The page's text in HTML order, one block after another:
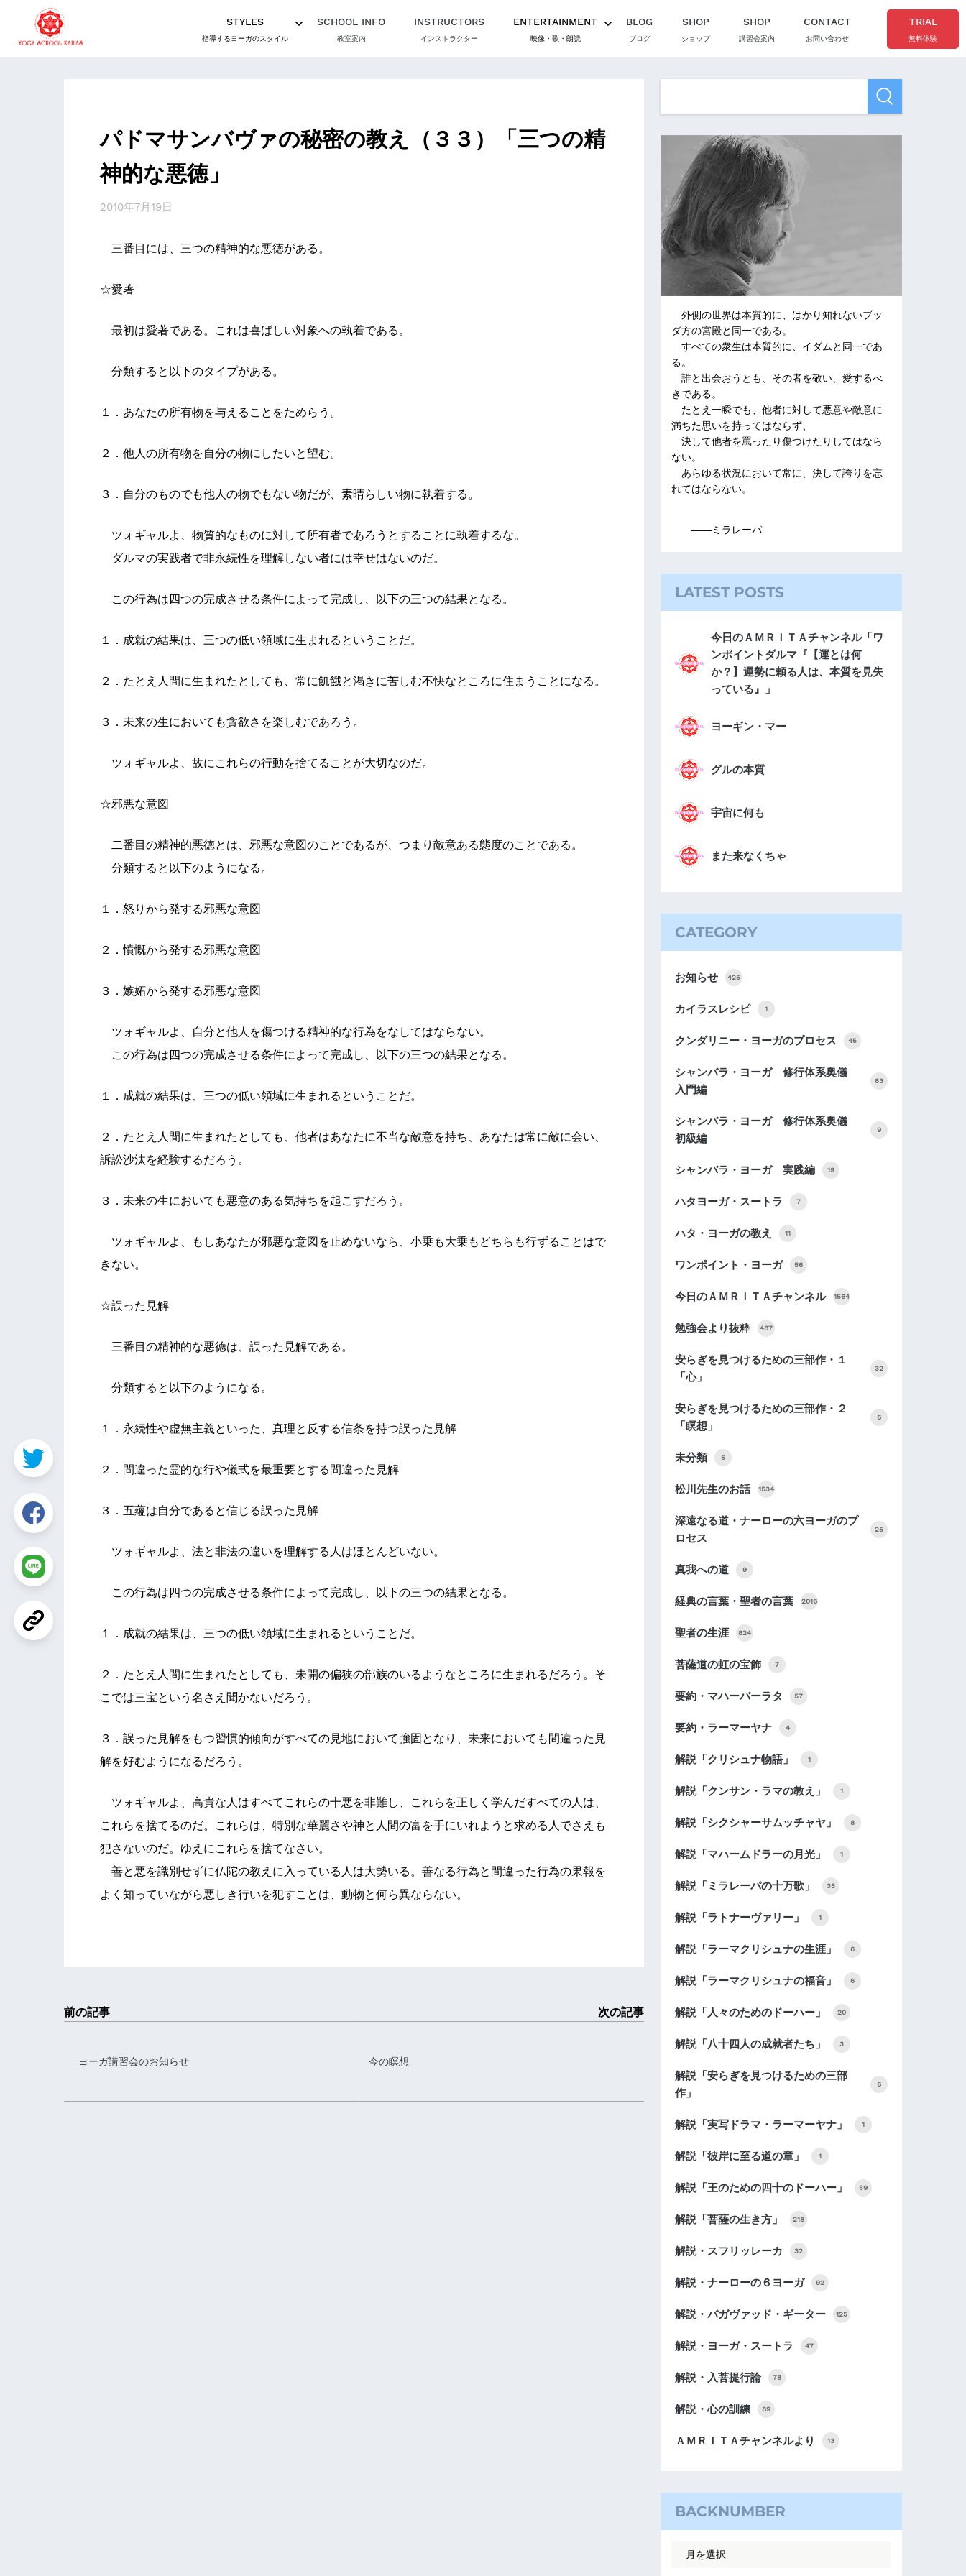
STYLES
指導するヨーガのスタイル
SCHOOL INFO
教室案内
INSTRUCTORS
インストラクター
ENTERTAINMENT
映像・歌・朗読
BLOG
ブログ
SHOP
ショップ
SHOP
講習会案内
CONTACT
お問い合わせ
TRIAL
無料体験
パドマサンバヴァの秘密の教え（３３）「三つの精
神的な悪徳」
2010年7月19日
三番目には、三つの精神的な悪徳がある。
☆愛著
最初は愛著である。これは喜ばしい対象への執着である。
分類すると以下のタイプがある。
１．あなたの所有物を与えることをためらう。
２．他人の所有物を自分の物にしたいと望む。
３．自分のものでも他人の物でもない物だが、素晴らしい物に執着する。
ツォギャルよ、物質的なものに対して所有者であろうとすることに執着するな。
ダルマの実践者で非永続性を理解しない者には幸せはないのだ。
この行為は四つの完成させる条件によって完成し、以下の三つの結果となる。
１．成就の結果は、三つの低い領域に生まれるということだ。
２．たとえ人間に生まれたとしても、常に飢餓と渇きに苦しむ不快なところに住まうことになる。
３．未来の生においても貪欲さを楽しむであろう。
ツォギャルよ、故にこれらの行動を捨てることが大切なのだ。
☆邪悪な意図
二番目の精神的悪徳とは、邪悪な意図のことであるが、つまり敵意ある態度のことである。
分類すると以下のようになる。
１．怒りから発する邪悪な意図
２．憤慨から発する邪悪な意図
３．嫉妬から発する邪悪な意図
ツォギャルよ、自分と他人を傷つける精神的な行為をなしてはならない。
この行為は四つの完成させる条件によって完成し、以下の三つの結果となる。
１．成就の結果は、三つの低い領域に生まれるということだ。
２．たとえ人間に生まれたとしても、他者はあなたに不当な敵意を持ち、あなたは常に敵に会い、
訴訟沙汰を経験するだろう。
３．未来の生においても悪意のある気持ちを起こすだろう。
ツォギャルよ、もしあなたが邪悪な意図を止めないなら、小乗も大乗もどちらも行ずることはで
きない。
☆誤った見解
三番目の精神的な悪徳は、誤った見解である。
分類すると以下のようになる。
１．永続性や虚無主義といった、真理と反する信条を持つ誤った見解
２．間違った霊的な行や儀式を最重要とする間違った見解
３．五蘊は自分であると信じる誤った見解
ツォギャルよ、法と非法の違いを理解する人はほとんどいない。
この行為は四つの完成させる条件によって完成し、以下の三つの結果となる。
１．成就の結果は、三つの低い領域に生まれるということだ。
２．たとえ人間に生まれたとしても、未開の偏狭の部族のいるようなところに生まれるだろう。そ
こでは三宝という名さえ聞かないだろう。
３．誤った見解をもつ習慣的傾向がすべての見地において強固となり、未来においても間違った見
解を好むようになるだろう。
ツォギャルよ、高貴な人はすべてこれらの十悪を非難し、これらを正しく学んだすべての人は、
これらを捨てるのだ。これらは、特別な華麗さや神と人間の富を手にいれようと求める人でさえも
犯さないのだ。ゆえにこれらを捨てなさい。
善と悪を識別せずに仏陀の教えに入っている人は大勢いる。善なる行為と間違った行為の果報を
よく知っていながら悪しき行いを犯すことは、動物と何ら異ならない。
前の記事
ヨーガ講習会のお知らせ
次の記事
今の瞑想
外側の世界は本質的に、はかり知れないブッ
ダ方の宮殿と同一である。
すべての衆生は本質的に、イダムと同一であ
る。
誰と出会おうとも、その者を敬い、愛するべ
きである。
たとえ一瞬でも、他者に対して悪意や敵意に
満ちた思いを持ってはならず、
決して他者を罵ったり傷つけたりしてはなら
ない。
あらゆる状況において常に、決して誇りを忘
れてはならない。
――ミラレーパ
LATEST POSTS
今日のＡＭＲＩＴＡチャンネル「ワ
ンポイントダルマ『【運とは何
か？】運勢に頼る人は、本質を見失
っている』」
ヨーギン・マー
グルの本質
宇宙に何も
また来なくちゃ
CATEGORY
お知らせ 425
カイラスレシピ 1
クンダリニー・ヨーガのプロセス 45
シャンバラ・ヨーガ 修行体系奥儀
入門編
83
シャンバラ・ヨーガ 修行体系奥儀
初級編
9
シャンバラ・ヨーガ 実践編 19
ハタヨーガ・スートラ 7
ハタ・ヨーガの教え 11
ワンポイント・ヨーガ 56
今日のＡＭＲＩＴＡチャンネル 1564
勉強会より抜粋 487
安らぎを見つけるための三部作・１
「心」
32
安らぎを見つけるための三部作・２
「瞑想」
6
未分類 5
松川先生のお話 1534
深遠なる道・ナーローの六ヨーガのプ
ロセス
25
真我への道 9
経典の言葉・聖者の言葉 2016
聖者の生涯 824
菩薩道の虹の宝飾 7
要約・マハーバーラタ 57
要約・ラーマーヤナ 4
解説「クリシュナ物語」 1
解説「クンサン・ラマの教え」 1
解説「シクシャーサムッチャヤ」 8
解説「マハームドラーの月光」 1
解説「ミラレーパの十万歌」 35
解説「ラトナーヴァリー」 1
解説「ラーマクリシュナの生涯」 6
解説「ラーマクリシュナの福音」 6
解説「人々のためのドーハー」 20
解説「八十四人の成就者たち」 3
解説「安らぎを見つけるための三部
作」
6
解説「実写ドラマ・ラーマーヤナ」 1
解説「彼岸に至る道の章」 1
解説「王のための四十のドーハー」 59
解説「菩薩の生き方」 218
解説・スフリッレーカ 32
解説・ナーローの６ヨーガ 92
解説・バガヴァッド・ギーター 125
解説・ヨーガ・スートラ 47
解説・入菩提行論 78
解説・心の訓練 89
ＡＭＲＩＴＡチャンネルより 13
BACKNUMBER